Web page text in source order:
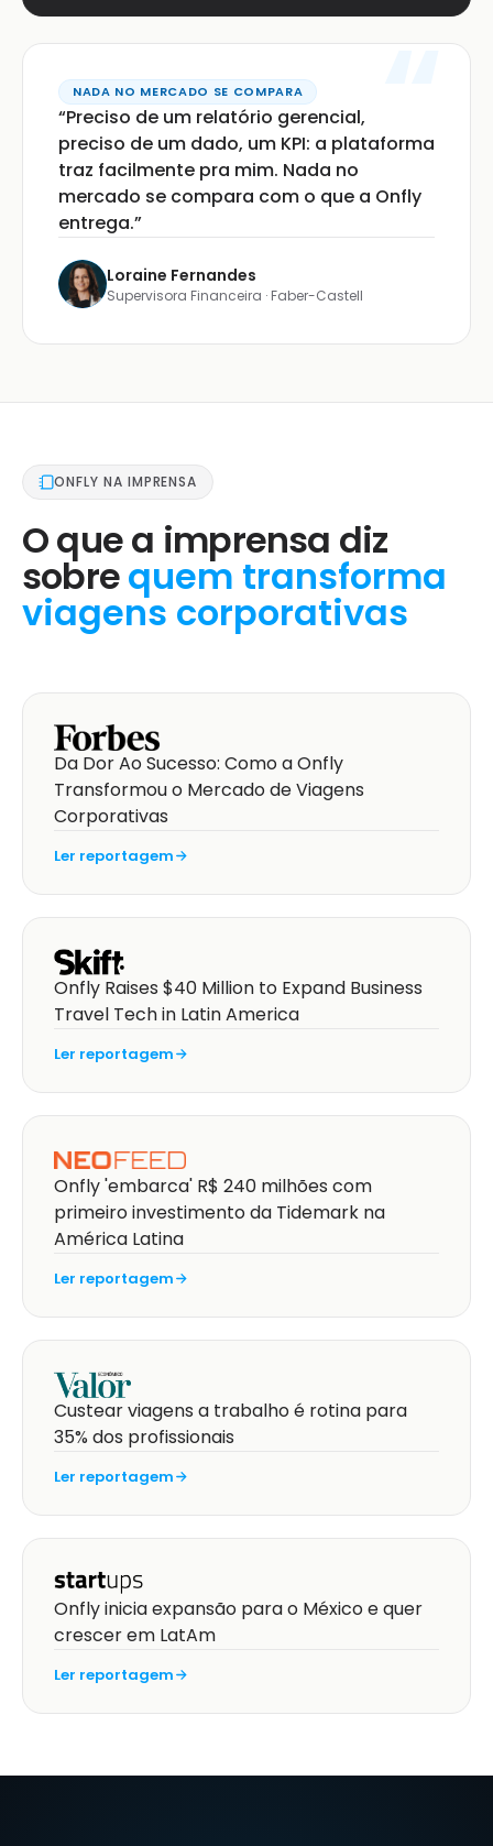
NADA NO MERCADO SE COMPARA
“Preciso de um relatório gerencial,
preciso de um dado, um KPI: a plataforma
traz facilmente pra mim. Nada no
mercado se compara com o que a Onfly
entrega.”
Loraine Fernandes
Supervisora Financeira · Faber-Castell
ONFLY NA IMPRENSA
O que a imprensa diz
sobrequem transforma
viagens corporativas
Da Dor Ao Sucesso: Como a Onfly
Transformou o Mercado de Viagens
Corporativas
Ler reportagem
Onfly Raises $40 Million to Expand Business
Travel Tech in Latin America
Ler reportagem
Onfly 'embarca' R$ 240 milhões com
primeiro investimento da Tidemark na
América Latina
Ler reportagem
Custear viagens a trabalho é rotina para
35% dos profissionais
Ler reportagem
Onfly inicia expansão para o México e quer
crescer em LatAm
Ler reportagem